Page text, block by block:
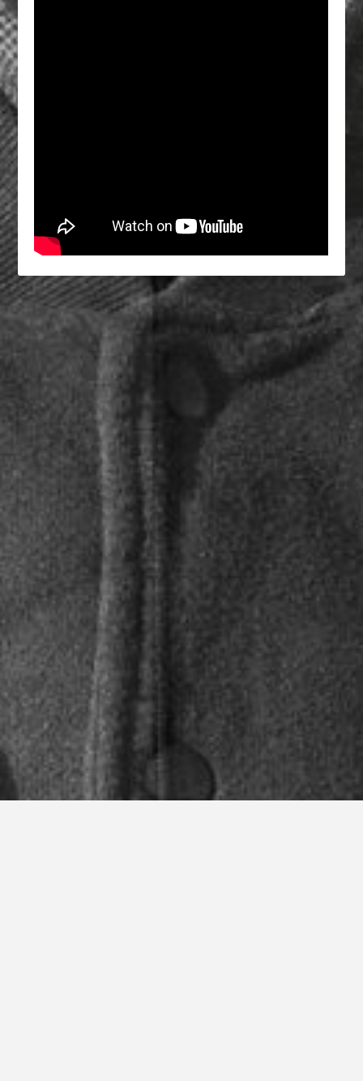
MÉDIAS
DATES À VENIR
07 STAND HIGH PATROL
@ FORT SAINT PÈRE - NO
22
AOÛT
STAND HIGH PATROL
@CHALREVILLE MÉZIÈRES -
CABARET VERT